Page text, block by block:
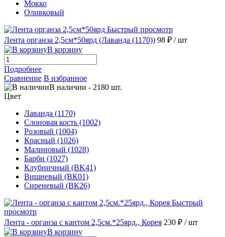
Мокко
Оливковый
Быстрый просмотр
Лента органза 2,5см*50ярд (Лаванда (1170)) 98 ₽ / шт
В корзину
Подробнее
Сравнение В избранное
В наличии - 2180 шт.
Цвет
Лаванда (1170)
Слоновая кость (1002)
Розовый (1004)
Красный (1026)
Малиновый (1028)
Барби (1027)
Клубничный (BK41)
Вишневый (ВК01)
Сиреневый (ВК26)
Быстрый
просмотр
Лента - органза с кантом 2,5см.*25ярд., Корея 230 ₽ / шт
В корзину